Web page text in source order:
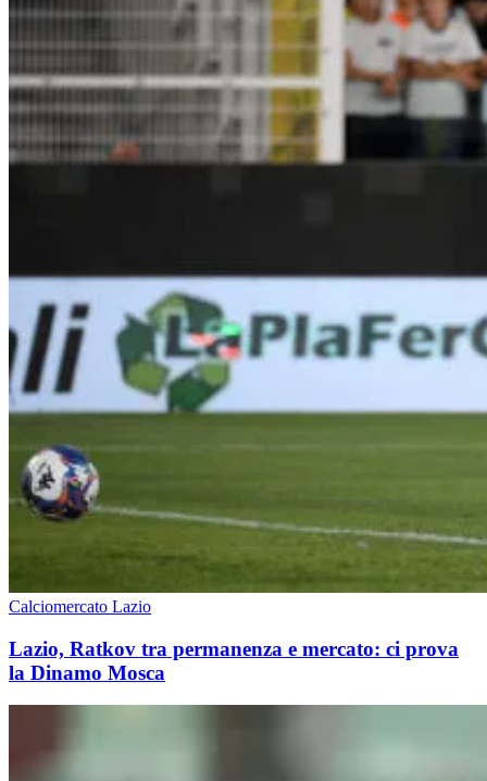
Calciomercato Lazio
Lazio, Ratkov tra permanenza e mercato: ci prova
la Dinamo Mosca